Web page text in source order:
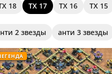
18 ТХ 17 ТХ 16 ТХ 15
2 звезды анти 3 звезды